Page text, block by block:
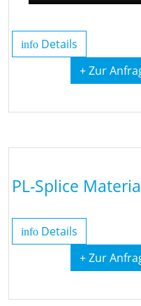
info Details
+ Zur
PL-Splice
info Details
+ Zur